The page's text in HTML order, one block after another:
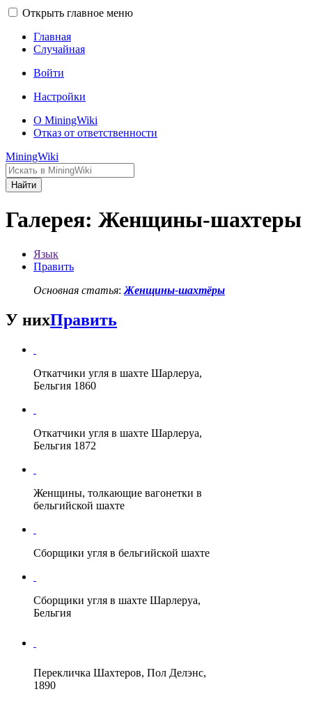
Открыть главное меню
Главная
Случайная
Войти
Настройки
О MiningWiki
Отказ от ответственности
MiningWiki
Найти
Галерея: Женщины-шахтеры
Язык
Править
Основная статья: Женщины-шахтёры
У нихПравить
Откатчики угля в шахте Шарлеруа,
Бельгия 1860
Откатчики угля в шахте Шарлеруа,
Бельгия 1872
Женщины, толкающие вагонетки в
бельгийской шахте
Сборщики угля в бельгийской шахте
Сборщики угля в шахте Шарлеруа,
Бельгия
Перекличка Шахтеров, Пол Делэнс,
1890